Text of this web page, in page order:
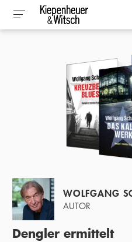
WOLFGANG
AUTOR
Dengler ermittelt